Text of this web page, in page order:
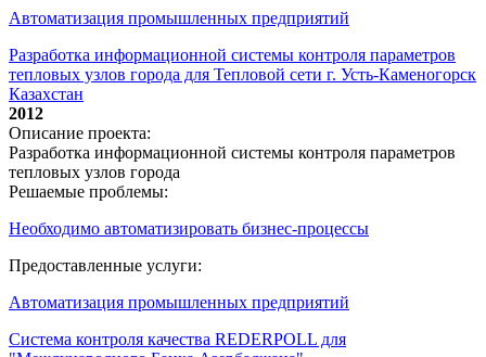
Автоматизация промышленных предприятий
Разработка информационной системы контроля параметров
тепловых узлов города для Тепловой сети г. Усть-Каменогорск
Казахстан
2012
Описание проекта:
Разработка информационной системы контроля параметров
тепловых узлов города
Решаемые проблемы:
Необходимо автоматизировать бизнес-процессы
Предоставленные услуги:
Автоматизация промышленных предприятий
Система контроля качества REDERPOLL для